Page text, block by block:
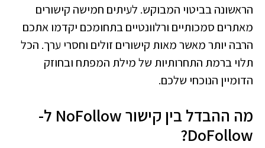
הראשונה בביטוי המבוקש. לעיתים חמישה קישורים
מאתרים סמכותיים ורלוונטיים בתחומכם יקדמו אתכם
הרבה יותר מאשר מאות קישורים זולים וחסרי ערך. הכל
תלוי ברמת התחרותיות של מילת המפתח ובחוזק
הדומיין הנוכחי שלכם.
מה ההבדל בין קישור NoFollow ל-
DoFollow?